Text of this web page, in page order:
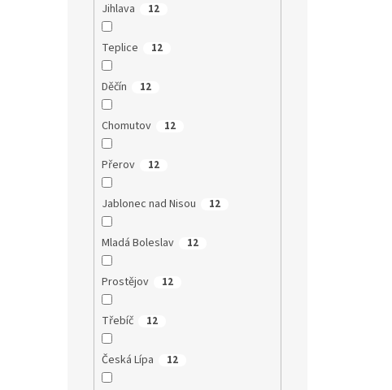
Jihlava 12
Teplice 12
Děčín 12
Chomutov 12
Přerov 12
Jablonec nad Nisou 12
Mladá Boleslav 12
Prostějov 12
Třebíč 12
Česká Lípa 12